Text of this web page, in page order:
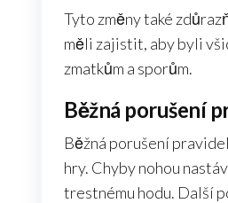
Tyto změny také
měli zajistit, aby byli
zmatkům a sporům.
Běžná porušení
Běžná porušení
hry. Chyby nohou
trestnému hodu. Další